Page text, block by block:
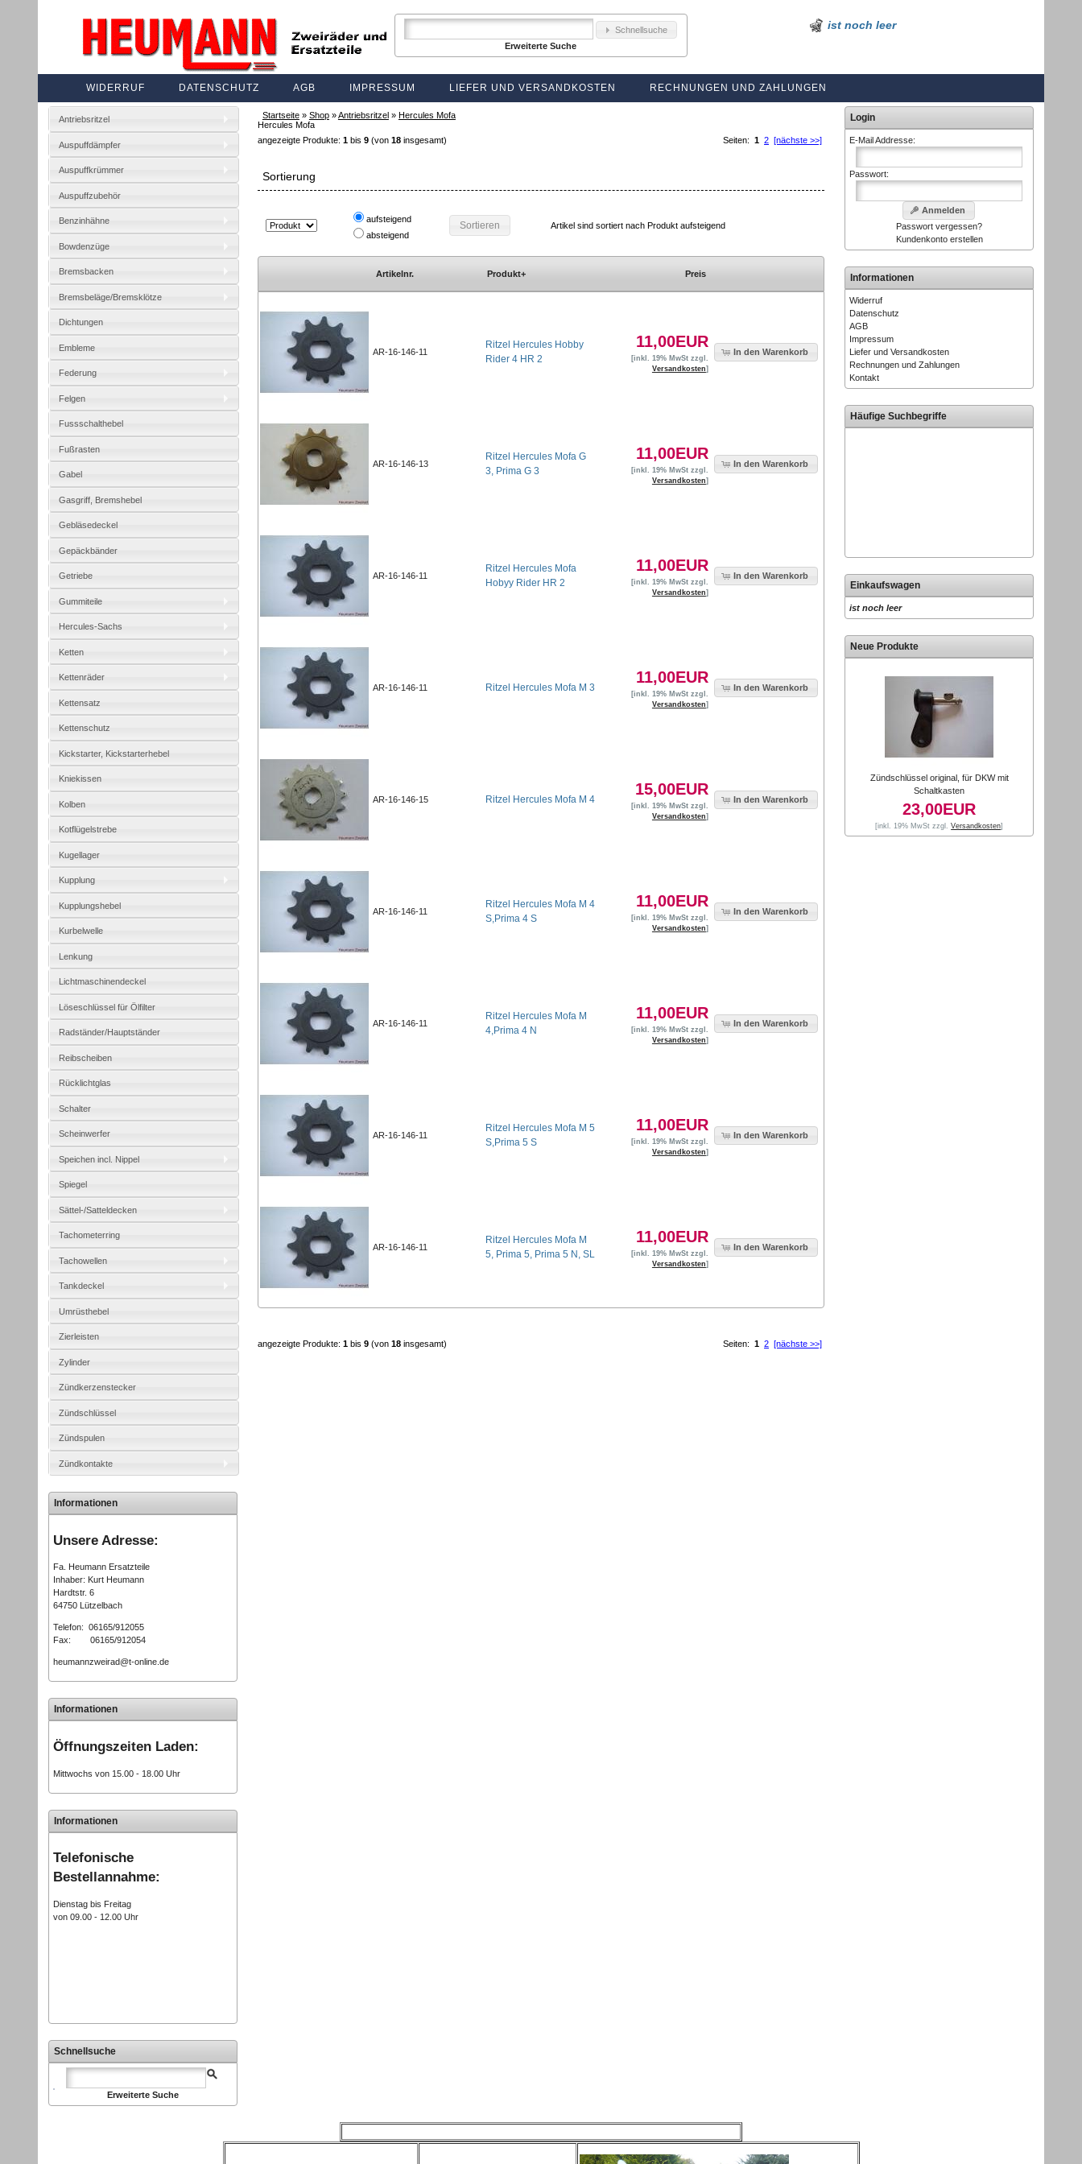
Schnellsuche
Erweiterte Suche
ist noch leer
WIDERRUF DATENSCHUTZ AGB IMPRESSUM LIEFER UND VERSANDKOSTEN RECHNUNGEN UND ZAHLUNGEN
Startseite» Shop»Antriebsritzel» Hercules Mofa
Hercules Mofa
Seiten:1 2 [nächste >>]
angezeigte Produkte: 1bis 9(von 18insgesamt)
Sortierung
aufsteigend
absteigend
Sortieren Artikel sind sortiert nach Produkt aufsteigend
Artikelnr. Produkt+ Preis
AR-16-146-11
Ritzel Hercules Hobby
Rider 4 HR 2
11,00EUR
[inkl. 19% MwSt zzgl.
Versandkosten]
In den Warenkorb
AR-16-146-13
Ritzel Hercules Mofa G
3, Prima G 3
11,00EUR
[inkl. 19% MwSt zzgl.
Versandkosten]
In den Warenkorb
AR-16-146-11
Ritzel Hercules Mofa
Hobyy Rider HR 2
11,00EUR
[inkl. 19% MwSt zzgl.
Versandkosten]
In den Warenkorb
AR-16-146-11 Ritzel Hercules Mofa M 3
11,00EUR
[inkl. 19% MwSt zzgl.
Versandkosten]
In den Warenkorb
AR-16-146-15 Ritzel Hercules Mofa M 4
15,00EUR
[inkl. 19% MwSt zzgl.
Versandkosten]
In den Warenkorb
AR-16-146-11
Ritzel Hercules Mofa M 4
S,Prima 4 S
11,00EUR
[inkl. 19% MwSt zzgl.
Versandkosten]
In den Warenkorb
AR-16-146-11
Ritzel Hercules Mofa M
4,Prima 4 N
11,00EUR
[inkl. 19% MwSt zzgl.
Versandkosten]
In den Warenkorb
AR-16-146-11
Ritzel Hercules Mofa M 5
S,Prima 5 S
11,00EUR
[inkl. 19% MwSt zzgl.
Versandkosten]
In den Warenkorb
AR-16-146-11
Ritzel Hercules Mofa M
5, Prima 5, Prima 5 N, SL
11,00EUR
[inkl. 19% MwSt zzgl.
Versandkosten]
In den Warenkorb
Seiten:1 2 [nächste >>]
angezeigte Produkte: 1bis 9(von 18insgesamt)
Antriebsritzel
Auspuffdämpfer
Auspuffkrümmer
Auspuffzubehör
Benzinhähne
Bowdenzüge
Bremsbacken
Bremsbeläge/Bremsklötze
Dichtungen
Embleme
Federung
Felgen
Fussschalthebel
Fußrasten
Gabel
Gasgriff, Bremshebel
Gebläsedeckel
Gepäckbänder
Getriebe
Gummiteile
Hercules-Sachs
Ketten
Kettenräder
Kettensatz
Kettenschutz
Kickstarter, Kickstarterhebel
Kniekissen
Kolben
Kotflügelstrebe
Kugellager
Kupplung
Kupplungshebel
Kurbelwelle
Lenkung
Lichtmaschinendeckel
Löseschlüssel für Ölfilter
Radständer/Hauptständer
Reibscheiben
Rücklichtglas
Schalter
Scheinwerfer
Speichen incl. Nippel
Spiegel
Sättel-/Satteldecken
Tachometerring
Tachowellen
Tankdeckel
Umrüsthebel
Zierleisten
Zylinder
Zündkerzenstecker
Zündschlüssel
Zündspulen
Zündkontakte
Informationen
Unsere Adresse:
Fa. Heumann Ersatzteile
Inhaber: Kurt Heumann
Hardtstr. 6
64750 Lützelbach
Telefon: 06165/912055
Fax: 06165/912054
heumannzweirad@t-online.de
Informationen
Öffnungszeiten Laden:
Mittwochs von 15.00 - 18.00 Uhr
Informationen
Telefonische
Bestellannahme:
Dienstag bis Freitag
von 09.00 - 12.00 Uhr
Schnellsuche
Erweiterte Suche
Login
E-Mail Addresse:
Passwort:
Anmelden
Passwort vergessen?
Kundenkonto erstellen
Informationen
Widerruf
Datenschutz
AGB
Impressum
Liefer und Versandkosten
Rechnungen und Zahlungen
Kontakt
Häufige Suchbegriffe
Einkaufswagen
ist noch leer
Neue Produkte
Zündschlüssel original, für DKW mit
Schaltkasten
23,00EUR
[inkl. 19% MwSt zzgl.Versandkosten]